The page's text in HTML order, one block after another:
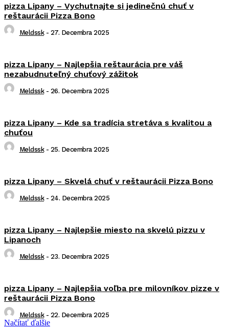
pizza Lipany – Vychutnajte si jedinečnú chuť v
reštaurácii Pizza Bono
Meldssk - 27. Decembra 2025
pizza Lipany – Najlepšia reštaurácia pre váš
nezabudnuteľný chuťový zážitok
Meldssk - 26. Decembra 2025
pizza Lipany – Kde sa tradícia stretáva s kvalitou a
chuťou
Meldssk - 25. Decembra 2025
pizza Lipany – Skvelá chuť v reštaurácii Pizza Bono
Meldssk - 24. Decembra 2025
pizza Lipany – Najlepšie miesto na skvelú pizzu v
Lipanoch
Meldssk - 23. Decembra 2025
pizza Lipany – Najlepšia voľba pre milovníkov pizze v
reštaurácii Pizza Bono
Meldssk - 22. Decembra 2025
Načítať ďalšie